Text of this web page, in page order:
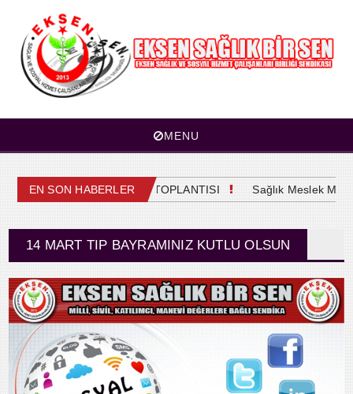
MENU
EN SON HABERLER
OLAĞAN GENEL KURUL TOPLANTISI Sağlık Meslek
14 MART TIP BAYRAMINIZ KUTLU OLSUN